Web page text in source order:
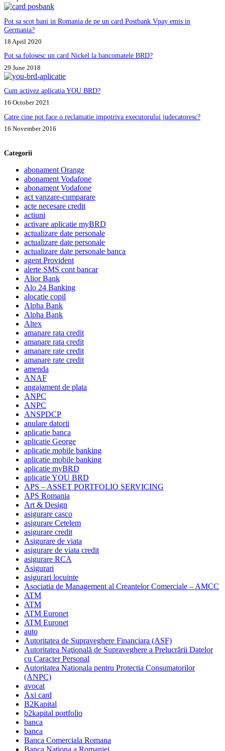
Pot sa scot bani in Romania de pe un card Postbank Vpay emis in
Germania?
18 April 2020
Pot sa folosesc un card Nickel la bancomatele BRD?
29 June 2018
Cum activez aplicatia YOU BRD?
16 October 2021
Catre cine pot face o reclamatie impotriva executorului judecatoresc?
16 November 2016
Categorii
abonament Orange
abonament Vodafone
abonament Vodafone
act vanzare-cumparare
acte necesare credit
actiuni
activare aplicatie myBRD
actualizare date personale
actualizare date personale
actualizare date personale banca
agent Provident
alerte SMS cont bancar
Alior Bank
Alo 24 Banking
alocatie copil
Alpha Bank
Alpha Bank
Altex
amanare rata credit
amanare rata credit
amanare rate credit
amanare rate credit
amenda
ANAF
angajament de plata
ANPC
ANPC
ANSPDCP
anulare datorii
aplicatie banca
aplicatie George
aplicatie mobile banking
aplicatie mobile banking
aplicatie myBRD
aplicatie YOU BRD
APS – ASSET PORTFOLIO SERVICING
APS Romania
Art & Design
asigurare casco
asigurare Cetelem
asigurare credit
Asigurare de viata
asigurare de viata credit
asigurare RCA
Asigurari
asigurari locuinte
Asociatia de Management al Creantelor Comerciale – AMCC
ATM
ATM
ATM Euronet
ATM Euronet
auto
Autoritatea de Supraveghere Financiara (ASF)
Autoritatea Naţională de Supraveghere a Prelucrării Datelor
cu Caracter Personal
Autoritatea Nationala pentru Protectia Consumatorilor
(ANPC)
avocat
Axi card
B2Kapital
b2kapital portfolio
banca
banca
Banca Comerciala Romana